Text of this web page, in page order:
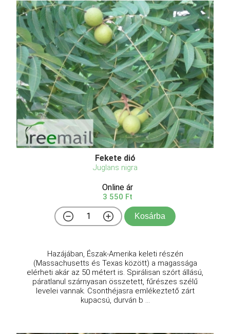
Fekete dió
Juglans nigra
Online ár
3 550 Ft
Kosárba
Hazájában, Észak-Amerika keleti részén
(Massachusetts és Texas között) a magassága
elérheti akár az 50 métert is. Spirálisan szórt állású,
páratlanul szárnyasan összetett, fűrészes szélű
levelei vannak. Csonthéjasra emlékeztető zárt
kupacsú, durván b ...